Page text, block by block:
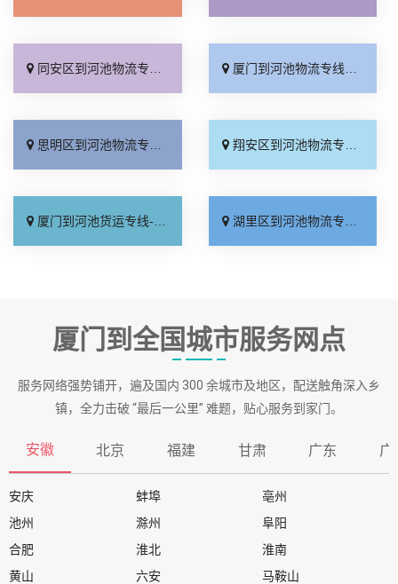
同安区到河池物流专线_上门取件「实时跟踪 」 厦门到河池物流专线_全境派送「费用多少」
思明区到河池物流专线_门到门配送「多年经验」 翔安区到河池物流专线_全境配送「收费介绍」
厦门到河池货运专线-厦门到河池物流公司_直发全境「定点发车」 湖里区到河池物流专线_保证时效「定点发车」
厦门到全国城市服务网点
服务网络强势铺开，遍及国内 300 余城市及地区，配送触角深入乡
镇，全力击破 “最后一公里” 难题，贴心服务到家门。
安徽 北京 福建 甘肃 广东 广
安庆 蚌埠
亳州
池州
滁州
阜阳
合肥
淮北
淮南
黄山
六安
马鞍山